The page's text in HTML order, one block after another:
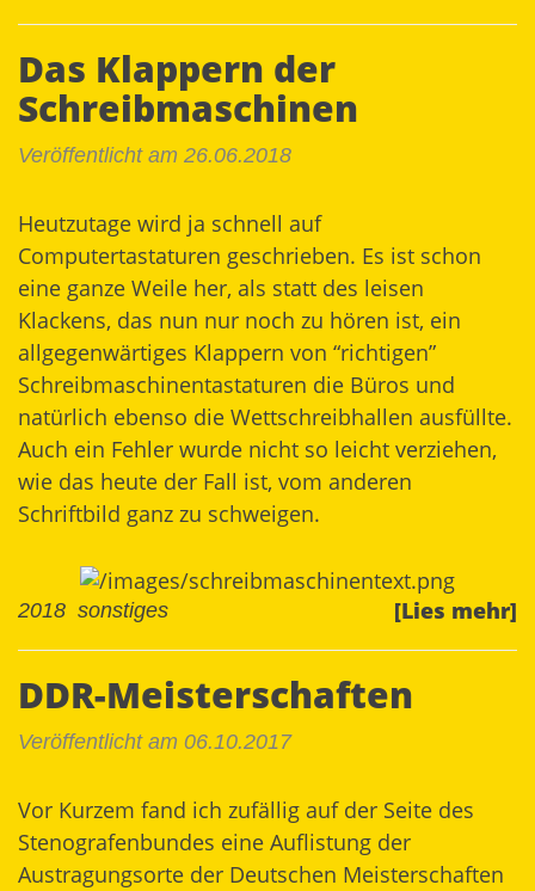
Das Klappern der
Schreibmaschinen
Veröffentlicht am 26.06.2018
Heutzutage wird ja schnell auf
Computertastaturen geschrieben. Es ist schon
eine ganze Weile her, als statt des leisen
Klackens, das nun nur noch zu hören ist, ein
allgegenwärtiges Klappern von “richtigen”
Schreibmaschinentastaturen die Büros und
natürlich ebenso die Wettschreibhallen ausfüllte.
Auch ein Fehler wurde nicht so leicht verziehen,
wie das heute der Fall ist, vom anderen
Schriftbild ganz zu schweigen.
[Lies mehr]
2018 sonstiges
DDR-Meisterschaften
Veröffentlicht am 06.10.2017
Vor Kurzem fand ich zufällig auf der Seite des
Stenografenbundes eine Auflistung der
Austragungsorte der Deutschen Meisterschaften